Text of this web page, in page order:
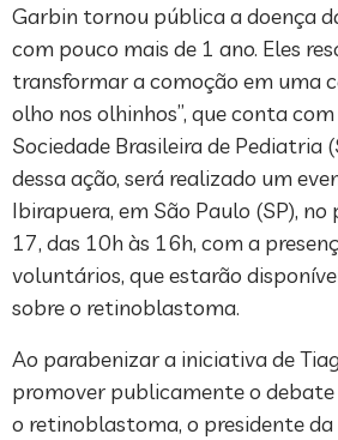
Garbin tornou pública a doença
com pouco mais de 1 ano. Eles
transformar a comoção em uma
olho nos olhinhos”, que conta
Sociedade Brasileira de Pediatria
dessa ação, será realizado um
Ibirapuera, em São Paulo (SP),
17, das 10h às 16h, com a
voluntários, que estarão
sobre o retinoblastoma.
Ao parabenizar a iniciativa de
promover publicamente o debate
o retinoblastoma, o presidente da